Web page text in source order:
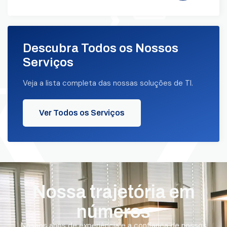
Descubra Todos os Nossos
Serviços
Veja a lista completa das nossas soluções de TI.
Ver Todos os Serviços
Nossa trajetória em
números